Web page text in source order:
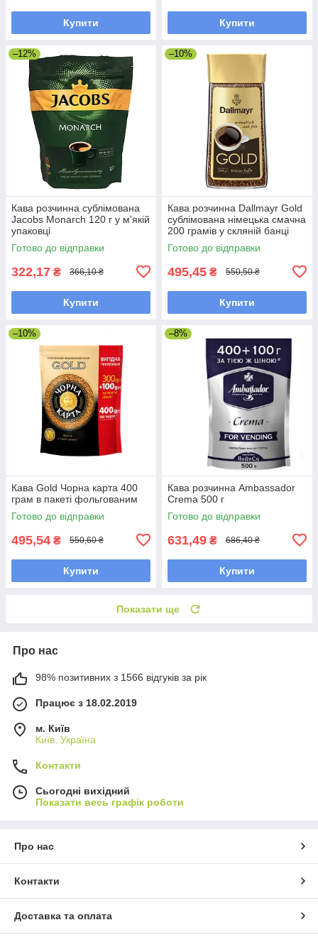
Купити Купити
–12%
Кава розчинна сублімована
Jacobs Monarch 120 г у м'якій
упаковці
Готово до відправки
322,17 ₴ 366,10 ₴
Купити
–10%
Кава розчинна Dallmayr Gold
сублімована німецька смачна
200 грамів у скляній банці
Готово до відправки
495,45 ₴ 550,50 ₴
Купити
–10%
Кава Gold Чорна карта 400
грам в пакеті фольгованим
Готово до відправки
495,54 ₴ 550,60 ₴
Купити
–8%
Кава розчинна Ambassador
Crema 500 г
Готово до відправки
631,49 ₴ 686,40 ₴
Купити
Показати ще
Про нас
98% позитивних з 1566 відгуків за рік
Працює з 18.02.2019
м. Київ
Київ, Україна
Контакти
Сьогодні вихідний
Показати весь графік роботи
Про нас
Контакти
Доставка та оплата